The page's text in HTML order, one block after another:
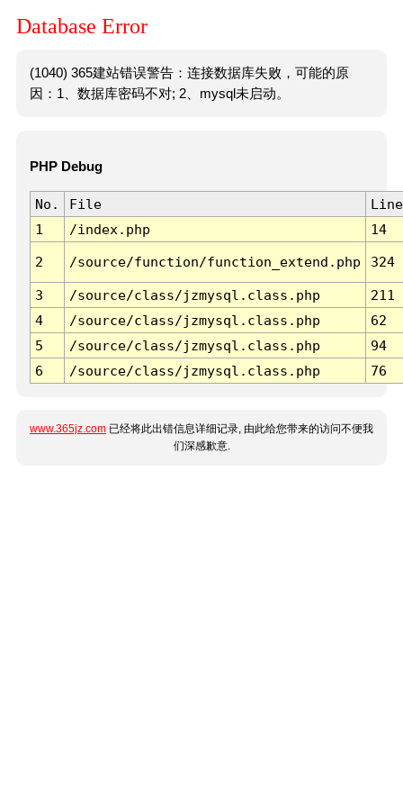
Database Error
(1040) 365建站错误警告：连接数据库失败，可能的原
因：1、数据库密码不对; 2、mysql未启动。
PHP Debug
No. File
Line
1
/index.php 14
2 /source/function/function_extend.php 324
3 /source/class/jzmysql.class.php
211
4
/source/class/jzmysql.class.php
62
5
/source/class/jzmysql.class.php
94
6
/source/class/jzmysql.class.php 76
www.365jz.com 已经将此出错信息详细记录, 由此给您带来的访问不便我
们深感歉意.